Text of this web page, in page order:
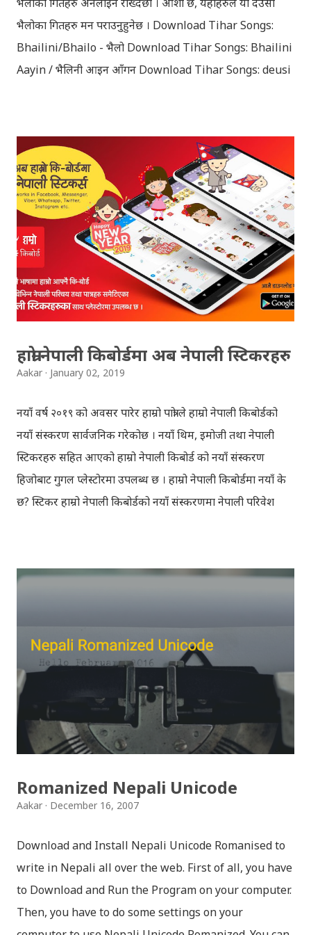
भैलोका गितहरु मन पराउनुहुनेछ । Download Tihar Songs:
Bhailini/Bhailo - भैलो Download Tihar Songs: Bhailini
Aayin / भैलिनी आइन आँगन Download Tihar Songs: deusi
Songs: diyo baali sanjh ko / दियो बाली साँझ को
Download: Tihar Dhun (Deusi,Bhailo)/ तिहार धुन(देउसी
भैलो)- सुरसुधा नोट: यी अपलोड गरिएका गितसंगितहरु व्यावसायिक
प्रायोजनको लागि प्रयोग नगर्न आग्रह गर्दछौँ । इन्टरनेटमा भेटिएका
गितहरुलाई हामीले यहाँ एकै ठाउँमा सजिलोको लागि राखिदिएको मात्र
हौँ । तपाई यदि यी गित संगितको सर्जक हुनुहुन्छ र गित संगित यहाँबाट
हटाउनुपर्ने भए जानकारी गराउनुहोला । फेरी एकपटक शुभ दिपावलीको
हार्दिक मंगलमय शुभकामना व्यक्त गर्दछौँ ।
हाम्रो नेपाली किबोर्डमा अब नेपाली स्टिकरहरु
Aakar January 02, 2019
नयाँ वर्ष २०१९ को अवसर पारेर हाम्रो पात्रो ले हाम्रो नेपाली किबोर्डको
नयाँ संस्करण सार्वजनिक गरेकोछ । नयाँ थिम, इमोजी तथा नेपाली
स्टिकरहरु सहित आएको हाम्रो नेपाली किबोर्ड को नयाँ संस्करण
हिजोबाट गुगल प्लेस्टोरमा उपलब्ध छ । हाम्रो नेपाली किबोर्डमा नयाँ के
छ? स्टिकर हाम्रो नेपाली किबोर्डको नयाँ संस्करणमा नेपाली परिवेश
इन्स्टाग्राम आदि जुनसुकै एप्लिकेशनमा पनि प्रयोग गर्न मिल्ने यी नेपाली
मैचासमेत गरी आठ किसिमका स्टिकरहरु समावेश गरिएकोछ । हाम्रो
नेपाली किबोर्डको इमोजी खण्डमा गएर यी स्टिकरहरु प्रयोग गर्न
सकिन्छ । थिम हाम्रो नेपाली किबोर्डको यस संस्करणमा नयाँ किबोर्ड
थिम पनि थपिएको छ । हाम्रो नेपाली किबोर्डको सेटिङमा गएर आफूलाई
मन पर्ने थिम छान्न सकिन्छ । डार्क तथा लाइट गरेर हाललाई दुई
डिजाइनमा किबोर्ड थिम उपलब्ध छ । चलनचल्तिको “ब...
Romanized Nepali Unicode
Aakar December 16, 2007
Download and Install Nepali Unicode Romanised to
write in Nepali all over the web. First of all, you have
to Download and Run the Program on your computer.
Then, you have to do some settings on your